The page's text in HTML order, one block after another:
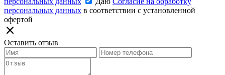
персональных данных в соответствии с установленной
офертой
Оставить отзыв